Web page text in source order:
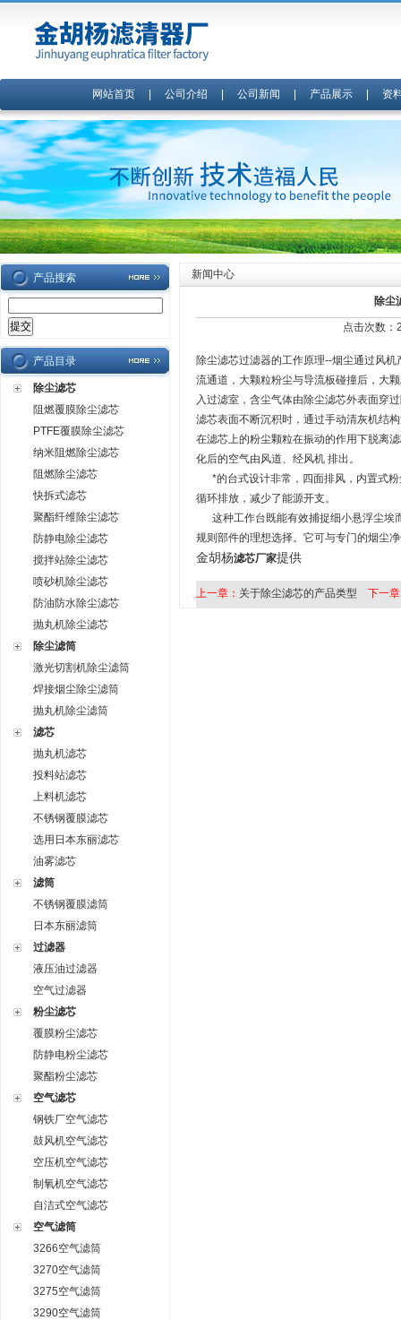
网站首页| 公司介绍 公司新闻 产品展示| 资
产品搜索
产品目录
除尘滤芯
阻燃覆膜除尘滤芯
PTFE覆膜除尘滤芯
纳米阻燃除尘滤芯
阻燃除尘滤芯
快拆式滤芯
聚酯纤维除尘滤芯
防静电除尘滤芯
搅拌站除尘滤芯
喷砂机除尘滤芯
防油防水除尘滤芯
抛丸机除尘滤芯
除尘滤筒
激光切割机除尘滤筒
焊接烟尘除尘滤筒
抛丸机除尘滤筒
滤芯
抛丸机滤芯
投料站滤芯
上料机滤芯
不锈钢覆膜滤芯
选用日本东丽滤芯
油雾滤芯
滤筒
不锈钢覆膜滤筒
日本东丽滤筒
过滤器
液压油过滤器
空气过滤器
粉尘滤芯
覆膜粉尘滤芯
防静电粉尘滤芯
聚酯粉尘滤芯
空气滤芯
钢铁厂空气滤芯
鼓风机空气滤芯
空压机空气滤芯
制氧机空气滤芯
自洁式空气滤芯
空气滤筒
3266空气滤筒
3270空气滤筒
3275空气滤筒
3290空气滤筒
新闻中心
除尘
点击次数：
除尘滤芯过滤器的工作原理--烟尘通过风
流通道，大颗粒粉尘与导流板碰撞后，大
入过滤室，含尘气体由除尘滤芯外表面穿
滤芯表面不断沉积时，通过手动清灰机结
在滤芯上的粉尘颗粒在振动的作用下脱离
化后的空气由风道、经风机 排出。
*的台式设计非常，四面排风，内置式粉
循环排放，减少了能源开支。
这种工作台既能有效捕捉细小悬浮尘埃
规则部件的理想选择。它可与专门的烟尘
金胡杨滤芯厂家提供
上一章： 关于除尘滤芯的产品类型 下一